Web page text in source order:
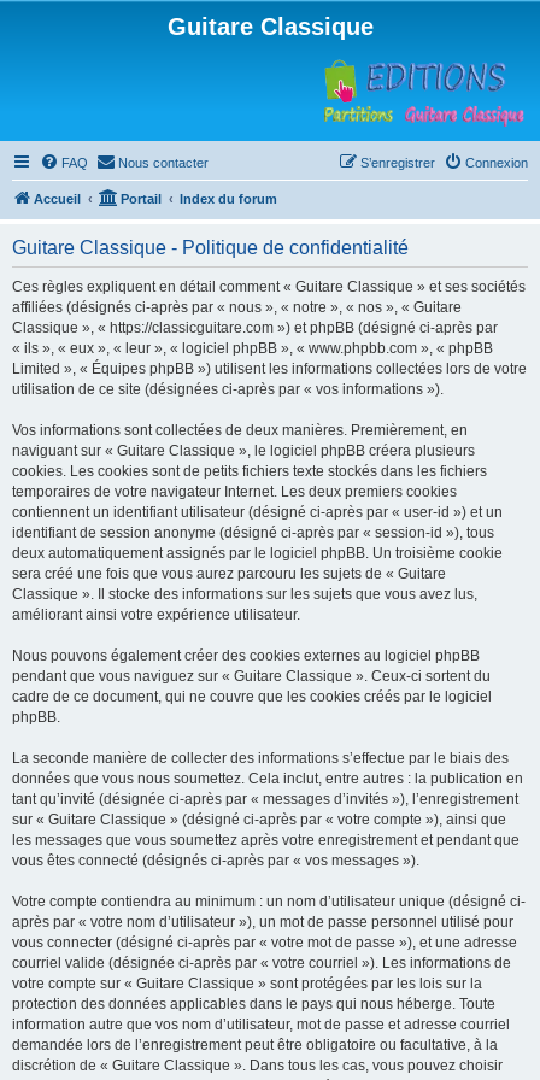
Guitare Classique
FAQ Nous contacter Connexion
S’enregistrer
Accueil Portail Index du forum
Guitare Classique - Politique de confidentialité
Ces règles expliquent en détail comment « Guitare Classique » et ses sociétés
affiliées (désignés ci-après par « nous », « notre », « nos », « Guitare
Classique », « https://classicguitare.com ») et phpBB (désigné ci-après par
« ils », « eux », « leur », « logiciel phpBB », « www.phpbb.com », « phpBB
Limited », « Équipes phpBB ») utilisent les informations collectées lors de votre
utilisation de ce site (désignées ci-après par « vos informations »).
Vos informations sont collectées de deux manières. Premièrement, en
naviguant sur « Guitare Classique », le logiciel phpBB créera plusieurs
cookies. Les cookies sont de petits fichiers texte stockés dans les fichiers
temporaires de votre navigateur Internet. Les deux premiers cookies
contiennent un identifiant utilisateur (désigné ci-après par « user-id ») et un
identifiant de session anonyme (désigné ci-après par « session-id »), tous
deux automatiquement assignés par le logiciel phpBB. Un troisième cookie
sera créé une fois que vous aurez parcouru les sujets de « Guitare
Classique ». Il stocke des informations sur les sujets que vous avez lus,
améliorant ainsi votre expérience utilisateur.
Nous pouvons également créer des cookies externes au logiciel phpBB
pendant que vous naviguez sur « Guitare Classique ». Ceux-ci sortent du
cadre de ce document, qui ne couvre que les cookies créés par le logiciel
phpBB.
La seconde manière de collecter des informations s’effectue par le biais des
données que vous nous soumettez. Cela inclut, entre autres : la publication en
tant qu’invité (désignée ci-après par « messages d’invités »), l’enregistrement
sur « Guitare Classique » (désigné ci-après par « votre compte »), ainsi que
les messages que vous soumettez après votre enregistrement et pendant que
vous êtes connecté (désignés ci-après par « vos messages »).
Votre compte contiendra au minimum : un nom d’utilisateur unique (désigné ci-
après par « votre nom d’utilisateur »), un mot de passe personnel utilisé pour
vous connecter (désigné ci-après par « votre mot de passe »), et une adresse
courriel valide (désignée ci-après par « votre courriel »). Les informations de
votre compte sur « Guitare Classique » sont protégées par les lois sur la
protection des données applicables dans le pays qui nous héberge. Toute
information autre que vos nom d’utilisateur, mot de passe et adresse courriel
demandée lors de l’enregistrement peut être obligatoire ou facultative, à la
discrétion de « Guitare Classique ». Dans tous les cas, vous pouvez choisir